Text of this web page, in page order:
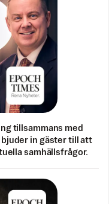
tillsammans med
in gäster till att
samhällsfrågor.